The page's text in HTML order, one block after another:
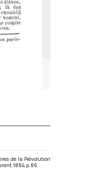
de la Révolution
1884. p. 86.